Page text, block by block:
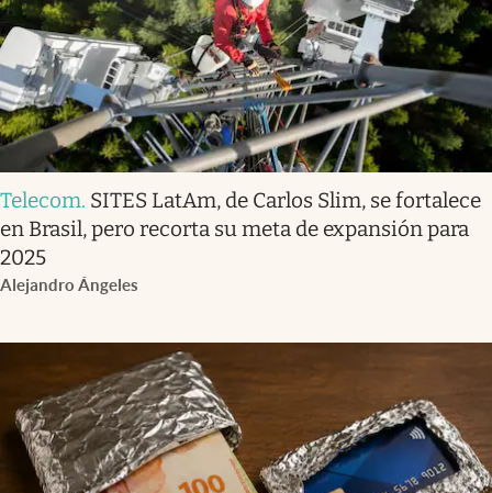
Telecom. SITES LatAm, de Carlos Slim, se fortalece
en Brasil, pero recorta su meta de expansión para
2025
Alejandro Ángeles